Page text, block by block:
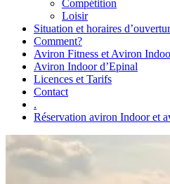
Compétition
Loisir
Situation et horaires
Comment?
Aviron Fitness et Aviron
Aviron Indoor d’Epinal
Licences et Tarifs
Contact
.
Réservation aviron Indoor et